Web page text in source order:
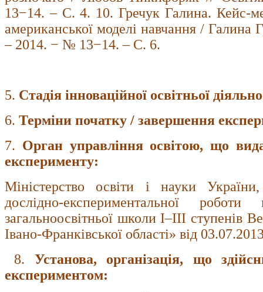
13−14. – С. 4. 10. Гречук Галина. Кейс-
американської моделі навчання / Галина
– 2014. − № 13−14. – С. 6.
5. Стадія інноваційної освітньої
6. Терміни початку / завершення
7. Орган управління освітою, що
експерименту:
Міністерство освіти і науки
дослідно-експериментальної
загальноосвітньої школи І–ІІІ ступенів
Івано-Франківської області» від
8. Установа, організація, що
експериментом: